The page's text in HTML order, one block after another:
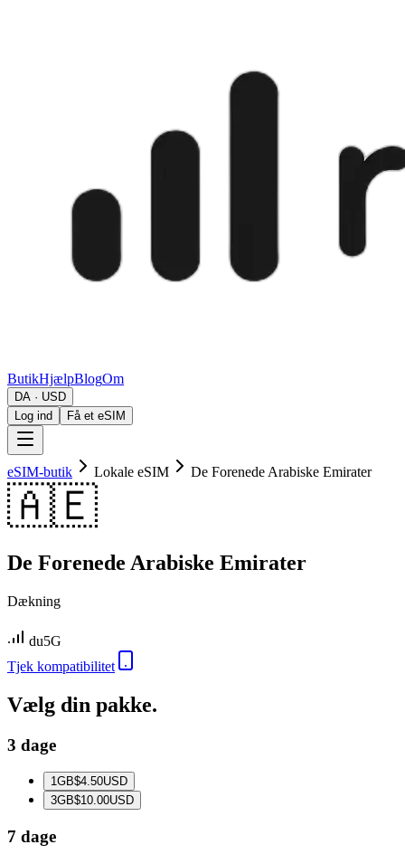
ButikHjælpBlogOm
DA · USD
Log ind
Få et eSIM
eSIM-butik Lokale eSIM De Forenede Arabiske Emirater
🇦🇪
De Forenede Arabiske Emirater
Dækning
du5G
Tjek kompatibilitet
Vælg din pakke.
3 dage
1GB$4.50USD
3GB$10.00USD
7 dage